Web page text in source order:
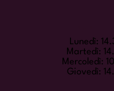
Lunedì:
Martedì:
Mercoledì:
Giovedì: